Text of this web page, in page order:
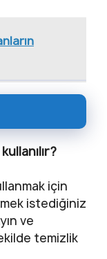
için
istediğiniz
ve
temizlik